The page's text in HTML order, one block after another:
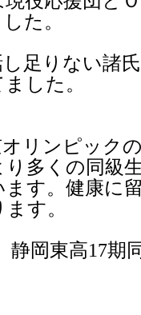
た。
足りない諸
した。
リンピック
多くの同級
す。健康に
す。
岡東高17期